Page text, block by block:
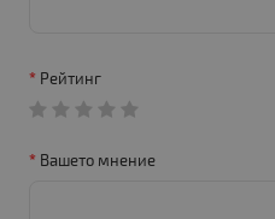
Рейтинг
Вашето мнение